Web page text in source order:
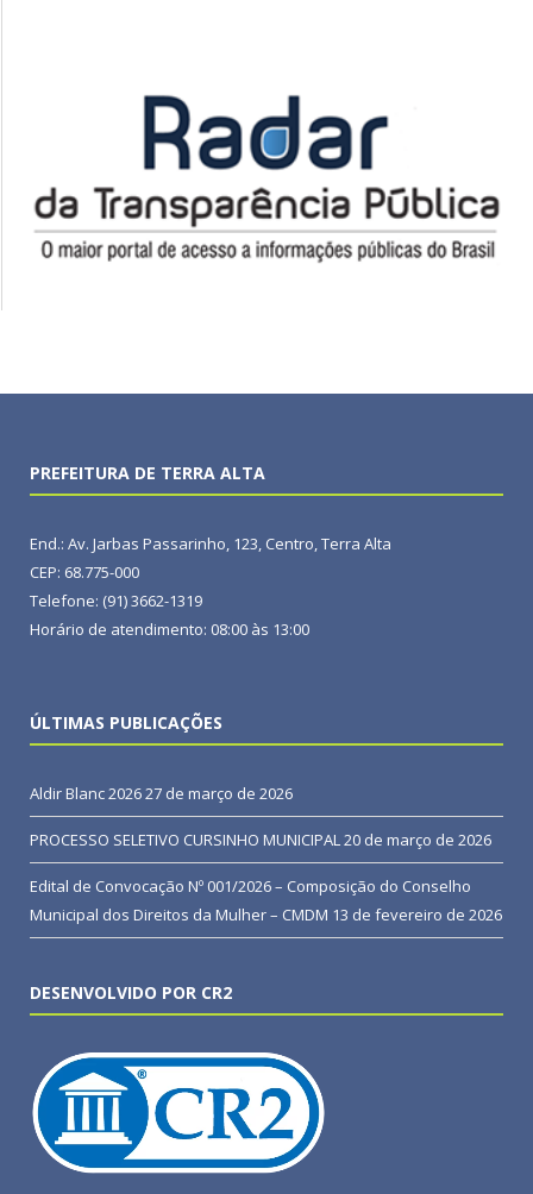
PREFEITURA DE TERRA ALTA
End.: Av. Jarbas Passarinho, 123, Centro, Terra Alta
CEP: 68.775-000
Telefone: (91) 3662-1319
Horário de atendimento: 08:00 às 13:00
ÚLTIMAS PUBLICAÇÕES
Aldir Blanc 202627 de março de 2026
PROCESSO SELETIVO CURSINHO MUNICIPAL20 de março de 2026
Edital de Convocação Nº 001/2026 – Composição do Conselho
Municipal dos Direitos da Mulher – CMDM 13 de fevereiro de 2026
DESENVOLVIDO POR CR2